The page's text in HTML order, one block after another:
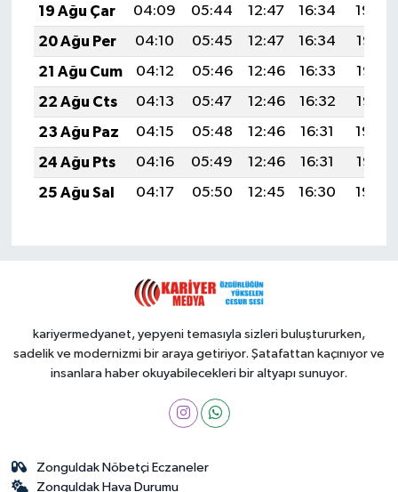
19 Ağu Çar
04:09 05:44 12:47 16:34
19:40
20 Ağu Per
04:10 05:45 12:47 16:34
19:38
21 Ağu Cum
04:12 05:46 12:46 16:33
19:37
22 Ağu Cts
04:13 05:47 12:46 16:32
19:35
23 Ağu Paz
04:15 05:48 12:46 16:31
19:34
24 Ağu Pts
04:16 05:49 12:46 16:31
19:32
25 Ağu Sal
04:17 05:50 12:45 16:30 19:30
kariyermedyanet, yepyeni temasıyla sizleri buluştururken,
sadelik ve modernizmi bir araya getiriyor. Şatafattan kaçınıyor ve
insanlara haber okuyabilecekleri bir altyapı sunuyor.
Zonguldak Nöbetçi Eczaneler
Zonguldak Hava Durumu